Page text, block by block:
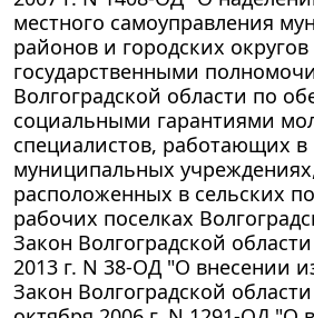
местного самоуправления
районов и городских округов
государственными
Волгоградской области по
социальными гарантиями
специалистов, работающих в
муниципальных
расположенных в сельских
рабочих поселках
Закон Волгоградской
2013 г. N 38-ОД "О внесении
Закон Волгоградской